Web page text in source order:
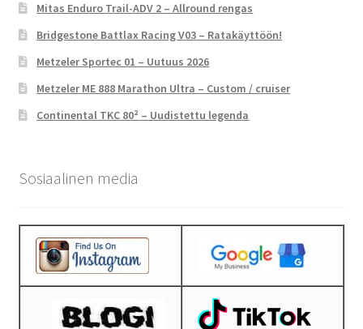
Mitas Enduro Trail-ADV 2 – Allround rengas
Bridgestone Battlax Racing V03 – Ratakäyttöön!
Metzeler Sportec 01 – Uutuus 2026
Metzeler ME 888 Marathon Ultra – Custom / cruiser
Continental TKC 80² – Uudistettu legenda
Sosiaalinen media